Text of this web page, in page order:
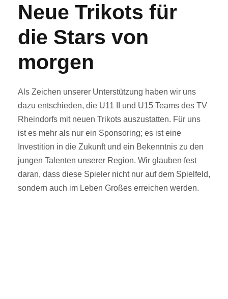
Neue Trikots für
die Stars von
morgen
Als Zeichen unserer Unterstützung haben wir uns
dazu entschieden, die U11 II und U15 Teams des TV
Rheindorfs mit neuen Trikots auszustatten. Für uns
ist es mehr als nur ein Sponsoring; es ist eine
Investition in die Zukunft und ein Bekenntnis zu den
jungen Talenten unserer Region. Wir glauben fest
daran, dass diese Spieler nicht nur auf dem Spielfeld,
sondern auch im Leben Großes erreichen werden.